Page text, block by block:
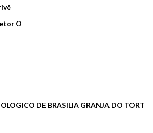
O
DE BRASILIA GRANJA DO TORT